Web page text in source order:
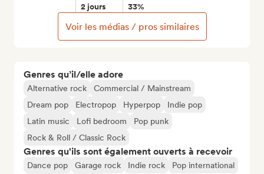
Genres qu’il/elle adore
Alternative rock
Commercial / Mainstream
Dream pop
Electropop Hyperpop
Indie pop
Latin music
Lofi bedroom
Pop punk
Rock & Roll / Classic Rock
Genres qu'ils sont également ouverts à recevoir
Dance pop Garage rock Indie rock
Pop international
2 jours 33%
Voir les médias / pros similaires